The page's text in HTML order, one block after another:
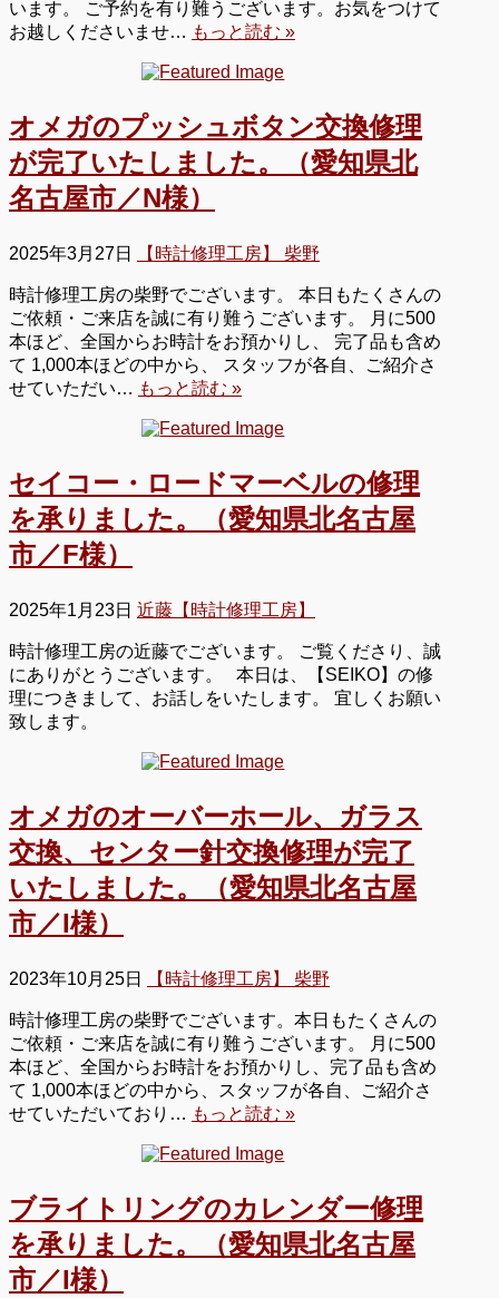
います。 ご予約を有り難うございます。お気をつけて
お越しくださいませ… もっと読む »
オメガのプッシュボタン交換修理
が完了いたしました。（愛知県北
名古屋市／N様）
2025年3月27日 【時計修理工房】 柴野
時計修理工房の柴野でございます。 本日もたくさんの
ご依頼・ご来店を誠に有り難うございます。 月に500
本ほど、全国からお時計をお預かりし、 完了品も含め
て 1,000本ほどの中から、 スタッフが各自、ご紹介さ
せていただい… もっと読む »
セイコー・ロードマーベルの修理
を承りました。（愛知県北名古屋
市／F様）
2025年1月23日 近藤【時計修理工房】
時計修理工房の近藤でございます。 ご覧くださり、誠
にありがとうございます。 本日は、【SEIKO】の修
理につきまして、お話しをいたします。 宜しくお願い
致します。
オメガのオーバーホール、ガラス
交換、センター針交換修理が完了
いたしました。（愛知県北名古屋
市／I様）
2023年10月25日 【時計修理工房】 柴野
時計修理工房の柴野でございます。本日もたくさんの
ご依頼・ご来店を誠に有り難うございます。 月に500
本ほど、全国からお時計をお預かりし、完了品も含め
て 1,000本ほどの中から、スタッフが各自、ご紹介さ
せていただいており… もっと読む »
ブライトリングのカレンダー修理
を承りました。（愛知県北名古屋
市／I様）